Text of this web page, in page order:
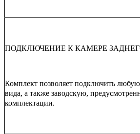
ПОДКЛЮЧЕНИЕ К КАМЕРЕ
Комплект позволяет подключить
вида, а также заводскую,
комплектации.